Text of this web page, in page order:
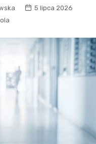
5 lipca 2026